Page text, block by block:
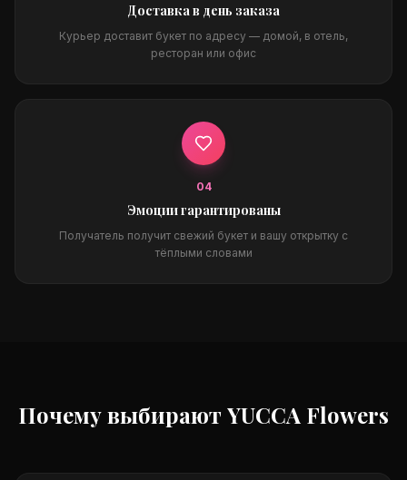
Доставка в день заказа
Курьер доставит букет по адресу — домой, в отель,
ресторан или офис
04
Эмоции гарантированы
Получатель получит свежий букет и вашу открытку с
тёплыми словами
Почему выбирают YUCCA Flowers